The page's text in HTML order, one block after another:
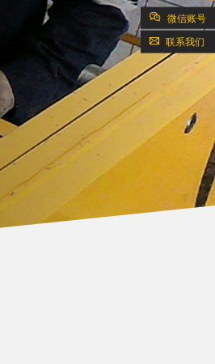
微信账号
联系我们